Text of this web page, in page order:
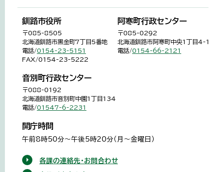
釧路市役所
〒085-8505
北海道釧路市黒金町7丁目5番地
電話/0154-23-5151
FAX/0154-23-5222
阿寒町行政センター
〒085-0292
北海道釧路市阿寒町中央1丁目4-1
電話/0154-66-2121
音別町行政センター
〒088-0192
北海道釧路市音別町中園1丁目134
電話/01547-6-2231
開庁時間
午前8時50分～午後5時20分（月～金曜日）
各課の連絡先・お問合わせ